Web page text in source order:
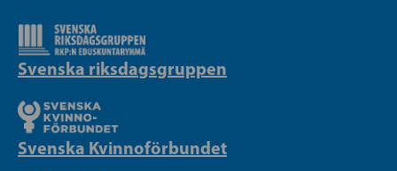
Svenska riksdagsgruppen
Svenska Kvinnoförbundet